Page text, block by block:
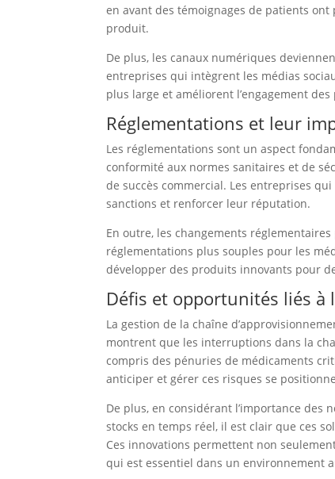
en avant des témoignages de patients
produit.
De plus, les canaux numériques
entreprises qui intègrent les médias
plus large et améliorent l’engagement
Réglementations et leur
Les réglementations sont un aspect
conformité aux normes sanitaires et de
de succès commercial. Les entreprises
sanctions et renforcer leur réputation.
En outre, les changements
réglementations plus souples pour les
développer des produits innovants pour
Défis et opportunités liés à
La gestion de la chaîne
montrent que les interruptions dans la
compris des pénuries de médicaments
anticiper et gérer ces risques se
De plus, en considérant l’importance des
stocks en temps réel, il est clair que ces
Ces innovations permettent non
qui est essentiel dans un environnement